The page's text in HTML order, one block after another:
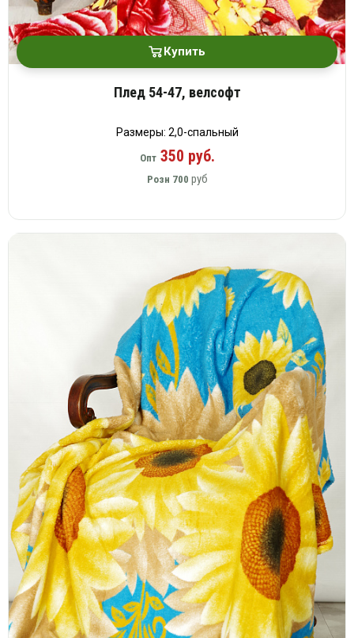
Купить
Плед 54-47, велсофт
Размеры: 2,0-спальный
Опт350 руб.
Розн 700 руб